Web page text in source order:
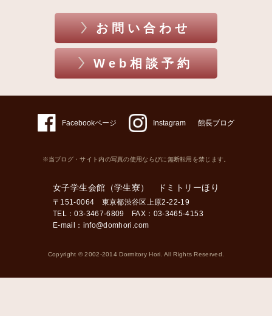
お問い合わせ
Web相談予約
Facebookページ Instagram 館長ブログ
※当ブログ・サイト内の写真の使用ならびに無断転用を禁じます。
女子学生会館（学生寮） ドミトリーほり
〒151-0064 東京都渋谷区上原2-22-19
TEL：03-3467-6809 FAX：03-3465-4153
E-mail： info@domhori.com
Copyright © 2002-2014 Dormitory Hori. All Rights Reserved.